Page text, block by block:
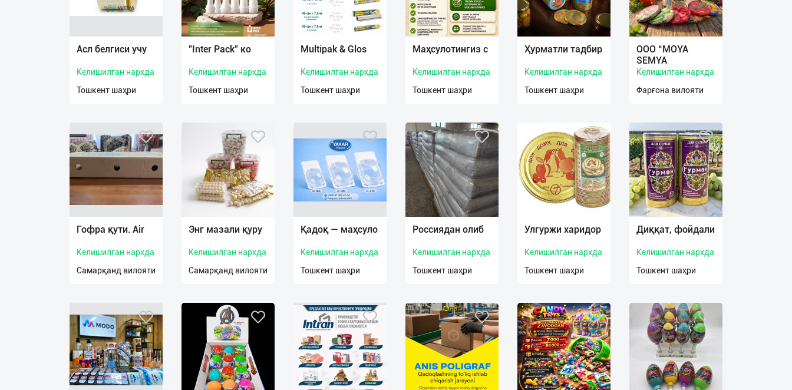
Асл белгиси учу
Келишилган нархда
Тошкент шаҳри
"Inter Pack" ко
Келишилган нархда
Тошкент шаҳри
Multipak & Glos
Келишилган нархда
Тошкент шаҳри
Маҳсулотингиз с
Келишилган нархда
Тошкент шаҳри
Ҳурматли тадбир
Келишилган нархда
Тошкент шаҳри
OOO “MOYA
SEMYA
Келишилган нархда
Фарғона вилояти
Гофра қути. Air
Келишилган нархда
Самарқанд вилояти
Энг мазали қуру
Келишилган нархда
Самарқанд вилояти
Қадоқ — маҳсуло
Келишилган нархда
Тошкент шаҳри
Россиядан олиб
Келишилган нархда
Тошкент шаҳри
Улгуржи харидор
Келишилган нархда
Тошкент шаҳри
Диққат, фойдали
Келишилган нархда
Тошкент шаҳри